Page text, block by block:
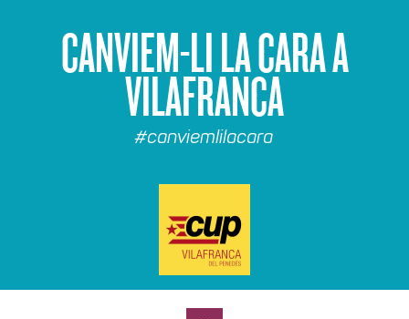
CANVIEM-LI LA CARA A
VILAFRANCA
#canviemlilacara